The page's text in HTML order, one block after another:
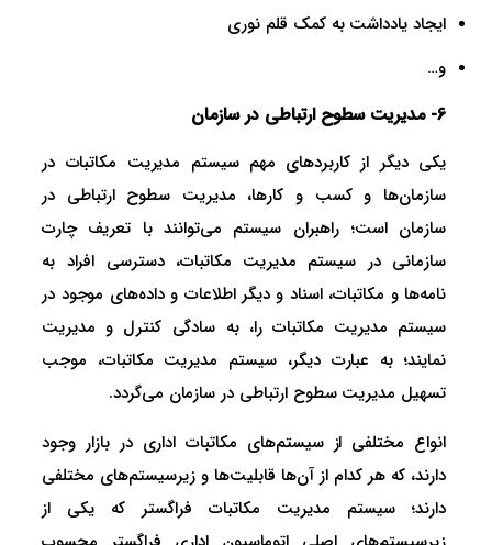
ایجاد یادداشت به کمک قلم نوری
و…
6- مدیریت سطوح ارتباطی در سازمان
یکی دیگر از کاربردهای مهم سیستم مدیریت مکاتبات در
سازمان‌ها و کسب و کارها، مدیریت سطوح ارتباطی در
سازمان است؛ راهبران سیستم می‌توانند با تعریف چارت
سازمانی در سیستم مدیریت مکاتبات، دسترسی افراد به
نامه‌ها و مکاتبات، اسناد و دیگر اطلاعات و داده‌های موجود در
سیستم مدیریت مکاتبات را، به سادگی کنترل و مدیریت
نمایند؛ به عبارت دیگر، سیستم مدیریت مکاتبات، موجب
تسهیل مدیریت سطوح ارتباطی در سازمان می‌گردد.
انواع مختلفی از سیستم‌های مکاتبات اداری در بازار وجود
دارند، که هر کدام از آن‌ها قابلیت‌ها و زیرسیستم‌های مختلفی
دارند؛ سیستم مدیریت مکاتبات فراگستر که یکی از